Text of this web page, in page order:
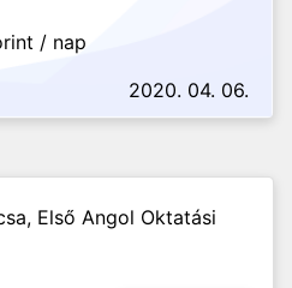
/ nap
2020. 04. 06.
Első Angol Oktatási